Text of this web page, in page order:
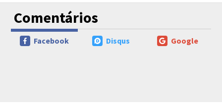
Comentários
Google
Disqus
Facebook